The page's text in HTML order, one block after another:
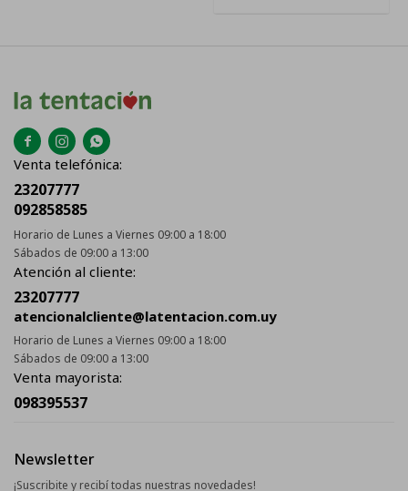
  
Venta telefónica:
23207777
092858585
Horario de Lunes a Viernes 09:00 a 18:00
Sábados de 09:00 a 13:00
Atención al cliente:
23207777
atencionalcliente@latentacion.com.uy
Horario de Lunes a Viernes 09:00 a 18:00
Sábados de 09:00 a 13:00
Venta mayorista:
098395537
Newsletter
¡Suscribite y recibí todas nuestras novedades!